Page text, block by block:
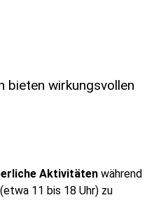
bieten wirkungsvollen
Aktivitäten während
11 bis 18 Uhr) zu